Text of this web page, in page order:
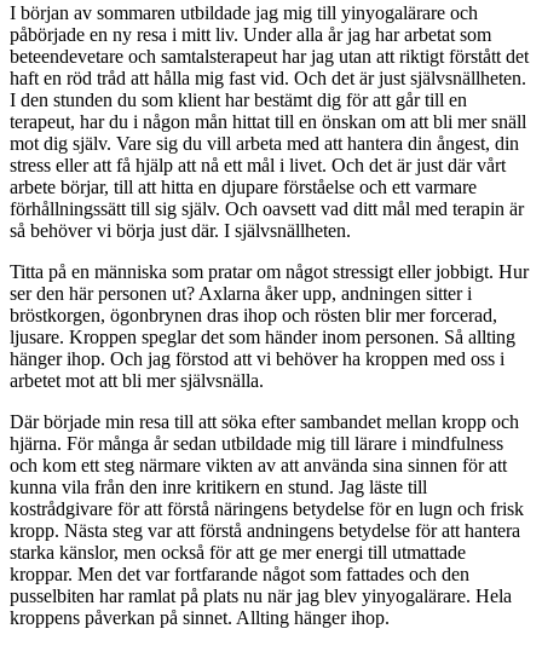
I början av sommaren utbildade jag mig till yinyogalärare och
påbörjade en ny resa i mitt liv. Under alla år jag har arbetat som
beteendevetare och samtalsterapeut har jag utan att riktigt förstått det
haft en röd tråd att hålla mig fast vid. Och det är just självsnällheten.
I den stunden du som klient har bestämt dig för att går till en
terapeut, har du i någon mån hittat till en önskan om att bli mer snäll
mot dig själv. Vare sig du vill arbeta med att hantera din ångest, din
stress eller att få hjälp att nå ett mål i livet. Och det är just där vårt
arbete börjar, till att hitta en djupare förståelse och ett varmare
förhållningssätt till sig själv. Och oavsett vad ditt mål med terapin är
så behöver vi börja just där. I självsnällheten.
Titta på en människa som pratar om något stressigt eller jobbigt. Hur
ser den här personen ut? Axlarna åker upp, andningen sitter i
bröstkorgen, ögonbrynen dras ihop och rösten blir mer forcerad,
ljusare. Kroppen speglar det som händer inom personen. Så allting
hänger ihop. Och jag förstod att vi behöver ha kroppen med oss i
arbetet mot att bli mer självsnälla.
Där började min resa till att söka efter sambandet mellan kropp och
hjärna. För många år sedan utbildade mig till lärare i mindfulness
och kom ett steg närmare vikten av att använda sina sinnen för att
kunna vila från den inre kritikern en stund. Jag läste till
kostrådgivare för att förstå näringens betydelse för en lugn och frisk
kropp. Nästa steg var att förstå andningens betydelse för att hantera
starka känslor, men också för att ge mer energi till utmattade
kroppar. Men det var fortfarande något som fattades och den
pusselbiten har ramlat på plats nu när jag blev yinyogalärare. Hela
kroppens påverkan på sinnet. Allting hänger ihop.